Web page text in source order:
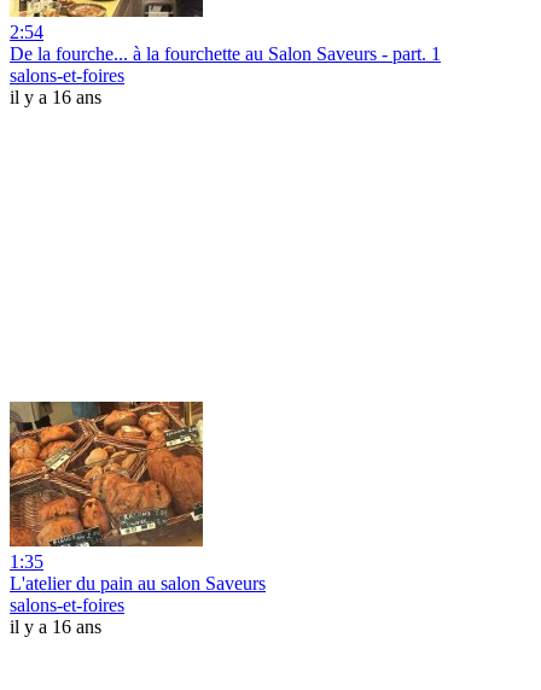
2:54
De la fourche... à la fourchette au Salon Saveurs - part. 1
salons-et-foires
il y a 16 ans
1:35
L'atelier du pain au salon Saveurs
salons-et-foires
il y a 16 ans